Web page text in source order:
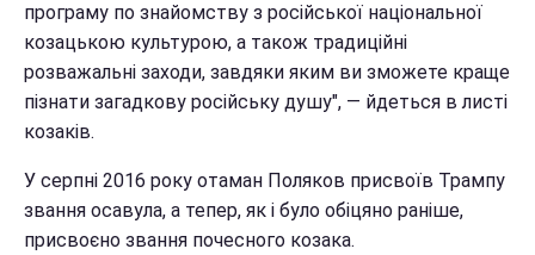
програму по знайомству з російської національної
козацькою культурою, а також традиційні
розважальні заходи, завдяки яким ви зможете краще
пізнати загадкову російську душу", — йдеться в листі
козаків.
У серпні 2016 року отаман Поляков присвоїв Трампу
звання осавула, а тепер, як і було обіцяно раніше,
присвоєно звання почесного козака.